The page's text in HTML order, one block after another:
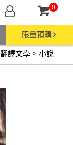
0
限量預購
翻譯文學 > 小說